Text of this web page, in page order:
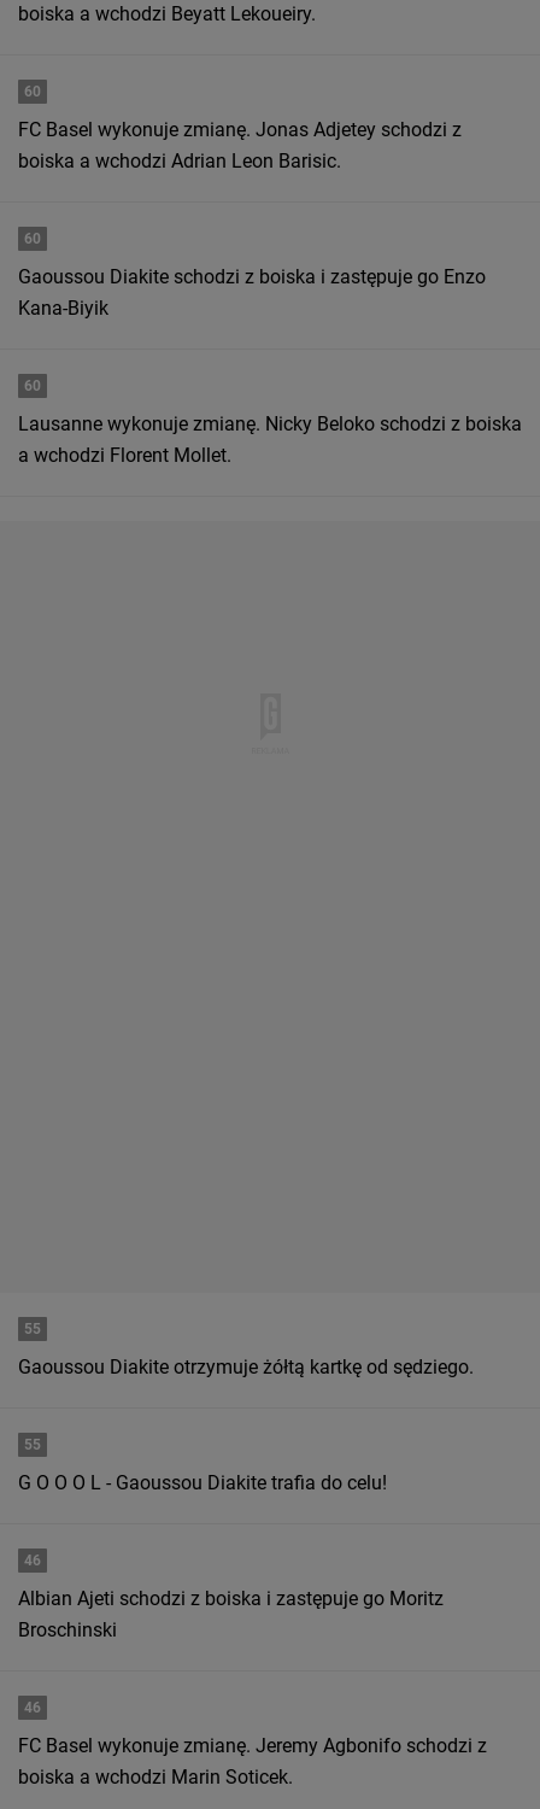
boiska a wchodzi Beyatt Lekoueiry.
60
FC Basel wykonuje zmianę. Jonas Adjetey schodzi z
boiska a wchodzi Adrian Leon Barisic.
60
Gaoussou Diakite schodzi z boiska i zastępuje go Enzo
Kana-Biyik
60
Lausanne wykonuje zmianę. Nicky Beloko schodzi z boiska
a wchodzi Florent Mollet.
55
Gaoussou Diakite otrzymuje żółtą kartkę od sędziego.
55
G O O O L - Gaoussou Diakite trafia do celu!
46
Albian Ajeti schodzi z boiska i zastępuje go Moritz
Broschinski
46
FC Basel wykonuje zmianę. Jeremy Agbonifo schodzi z
boiska a wchodzi Marin Soticek.